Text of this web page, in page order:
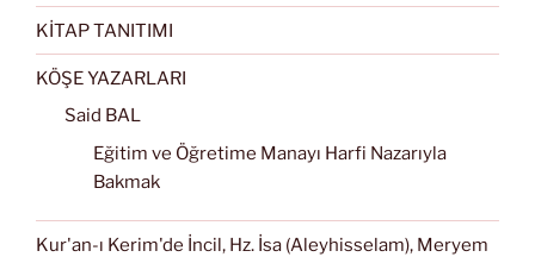
KİTAP TANITIMI
KÖŞE YAZARLARI
Said BAL
Eğitim ve Öğretime Manayı Harfi Nazarıyla
Bakmak
Kur'an-ı Kerim'de İncil, Hz. İsa (Aleyhisselam), Meryem